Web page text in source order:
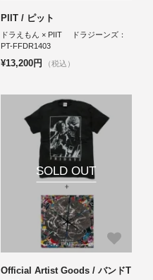
PIIT / ピット
ドラえもん × PIIT ドラジーンズ：
PT-FFDR1403
¥13,200円 （税込）
SOLD OUT
Official Artist Goods / バンドT